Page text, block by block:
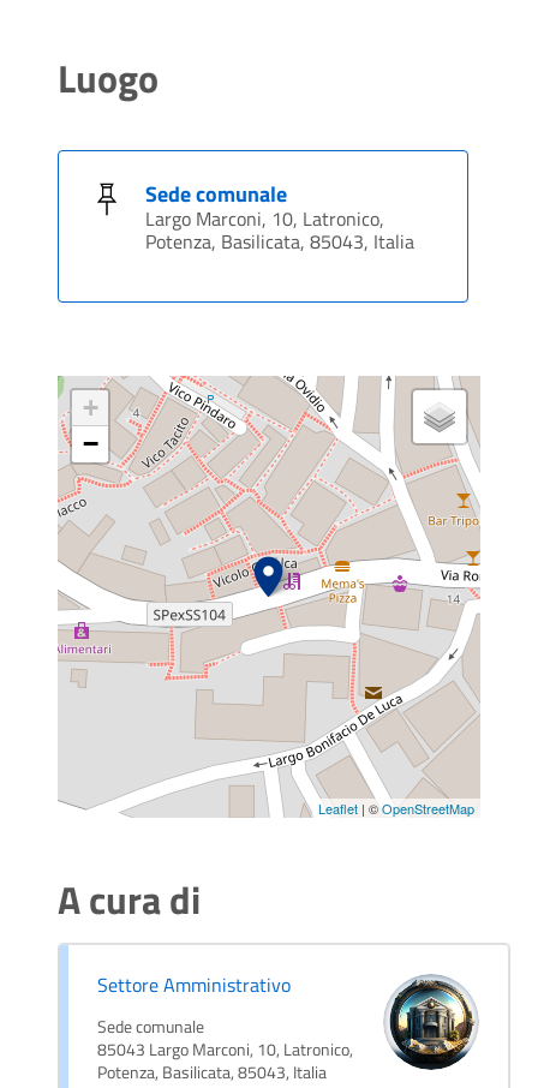
Luogo
Sede comunale
Largo Marconi, 10, Latronico,
Potenza, Basilicata, 85043, Italia
+
−
Leaflet | ©OpenStreetMap
A cura di
Settore Amministrativo
Sede comunale
85043 Largo Marconi, 10, Latronico,
Potenza, Basilicata, 85043, Italia